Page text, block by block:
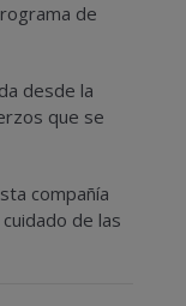
de
desde la
que se
compañía
de las